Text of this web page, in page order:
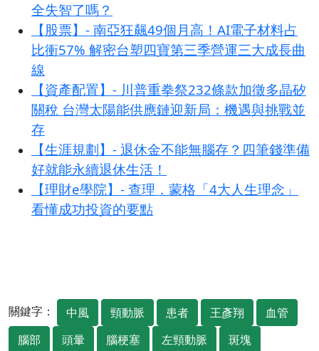
全失智了嗎？
【股票】- 南亞狂飆49個月高！AI電子材料占
比衝57% 解密台塑四寶第三季營運三大成長曲
線
【資產配置】- 川普重拳祭232條款加徵多晶矽
關稅 台灣太陽能供應鏈迎新局：機遇與挑戰並
存
【生涯規劃】- 退休金不能無腦存？四筆錢準備
好就能永續退休生活！
【理財e學院】- 查理．蒙格「4大人生理念」
看懂成功投資的要點
關鍵字： 中風 頸動脈 患者 王彥翔
血管
腦部
頭暈 腦梗塞 左頸動脈
斑塊